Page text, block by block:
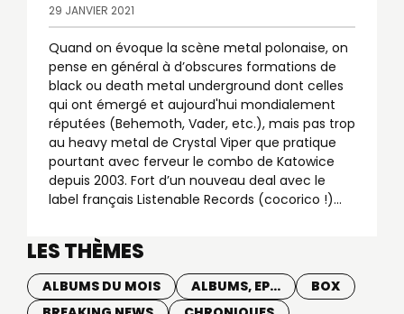
29 JANVIER 2021
Quand on évoque la scène metal polonaise, on
pense en général à d’obscures formations de
black ou death metal underground dont celles
qui ont émergé et aujourd'hui mondialement
réputées (Behemoth, Vader, etc.), mais pas trop
au heavy metal de Crystal Viper que pratique
pourtant avec ferveur le combo de Katowice
depuis 2003. Fort d’un nouveau deal avec le
label français Listenable Records (cocorico !)...
LES THÈMES
ALBUMS DU MOIS ALBUMS, EP...
BOX